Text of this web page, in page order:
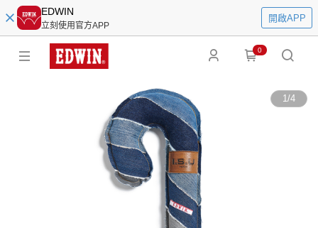
EDWIN
立刻使用官方APP
開啟APP
0
1/4